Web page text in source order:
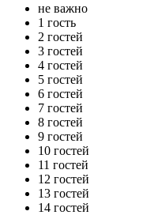
не важно
1 гость
2 гостей
3 гостей
4 гостей
5 гостей
6 гостей
7 гостей
8 гостей
9 гостей
10 гостей
11 гостей
12 гостей
13 гостей
14 гостей